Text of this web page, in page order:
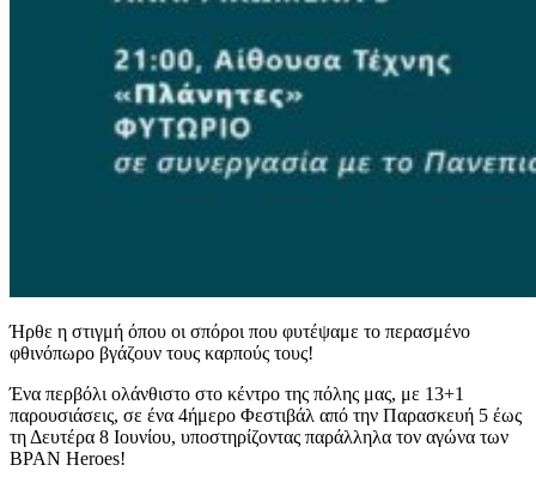
Ήρθε η στιγμή όπου οι σπόροι που φυτέψαμε το περασμένο
φθινόπωρο βγάζουν τους καρπούς τους!
Ένα περβόλι ολάνθιστο στο κέντρο της πόλης μας, με 13+1
παρουσιάσεις, σε ένα 4ήμερο Φεστιβάλ από την Παρασκευή 5 έως
τη Δευτέρα 8 Ιουνίου, υποστηρίζοντας παράλληλα τον αγώνα των
BPAN Heroes!